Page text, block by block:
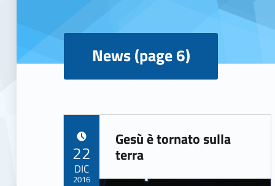
News (page 6)
News (page 6)
Gesù è tornato sulla
terra
22
DIC
2016